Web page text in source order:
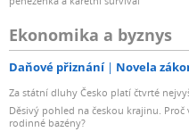
Ekonomika a byznys
Daňové přiznání Novela
Za státní dluhy Česko platí čtvrté
Děsivý pohled na českou krajinu.
rodinné bazény?